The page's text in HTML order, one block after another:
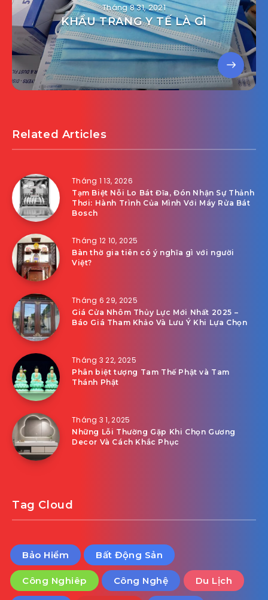
Tháng 8 31, 2021
KHẨU TRANG Y TẾ LÀ GÌ
Related Articles
Tháng 1 13, 2026
Tạm Biệt Nỗi Lo Bát Đĩa, Đón Nhận Sự Thảnh
Thơi: Hành Trình Của Mình Với Máy Rửa Bát
Bosch
Tháng 12 10, 2025
Bàn thờ gia tiên có ý nghĩa gì với người
Việt?
Tháng 6 29, 2025
Giá Cửa Nhôm Thủy Lực Mới Nhất 2025 –
Báo Giá Tham Khảo Và Lưu Ý Khi Lựa Chọn
Tháng 3 22, 2025
Phân biệt tượng Tam Thế Phật và Tam
Thánh Phật
Tháng 3 1, 2025
Những Lỗi Thường Gặp Khi Chọn Gương
Decor Và Cách Khắc Phục
Tag Cloud
Bảo Hiểm Bất Động Sản
Công Nghiêp Công Nghệ Du Lịch